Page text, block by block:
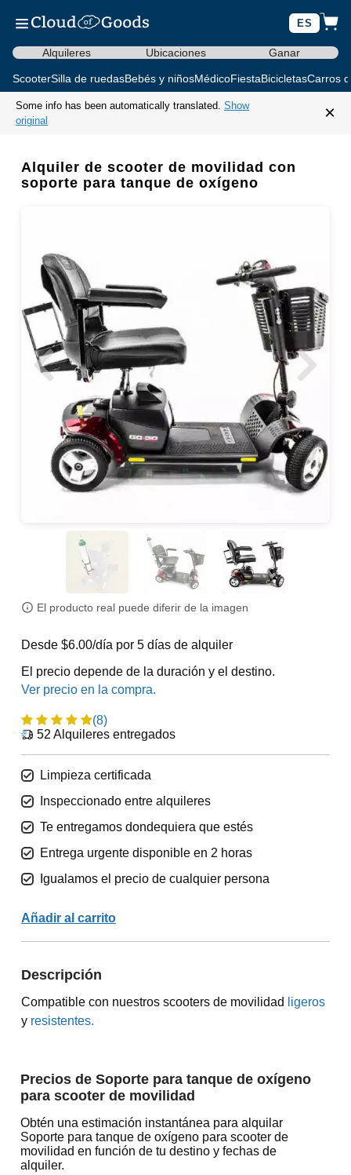
ES
Alquileres Ubicaciones Ganar
ScooterSilla de ruedasBebés y niñosMédicoFiestaBicicletasCarros
Some info has been automatically translated. Show
original
×
Alquiler de scooter de movilidad con
soporte para tanque de oxígeno
El producto real puede diferir de la imagen
Desde $6.00/día por 5 días de alquiler
El precio depende de la duración y el destino.
(8)
52 Alquileres entregados
Limpieza certificada
Inspeccionado entre alquileres
Te entregamos dondequiera que estés
Entrega urgente disponible en 2 horas
Igualamos el precio de cualquier persona
Añadir al carrito
Descripción
Compatible con nuestros scooters de movilidad
ligeros
y resistentes.
Precios de Soporte para tanque de oxígeno
para scooter de movilidad
Obtén una estimación instantánea para alquilar
Soporte para tanque de oxígeno para scooter de
movilidad en función de tu destino y fechas de
alquiler.